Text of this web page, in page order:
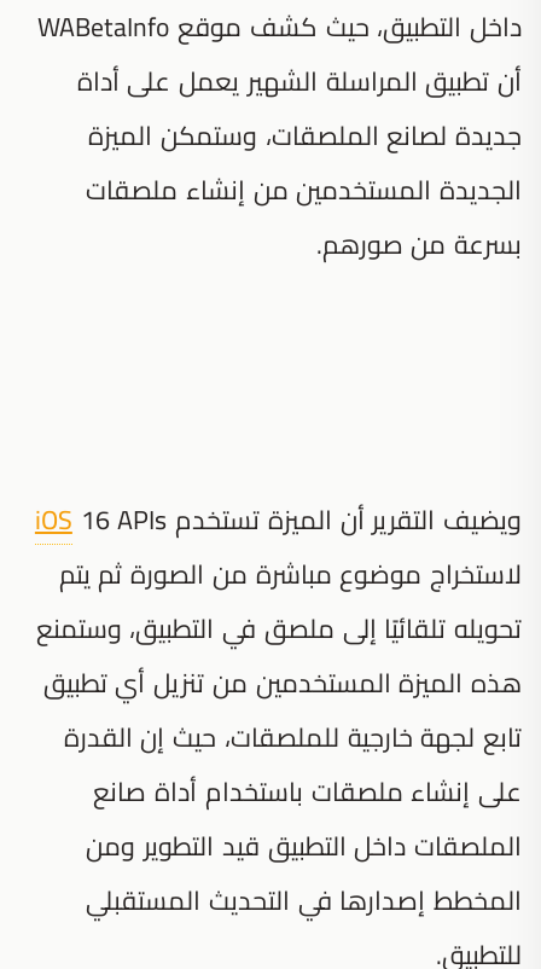
داخل التطبيق، حيث كشف موقع WABetaInfo
أن تطبيق المراسلة الشهير يعمل على أداة
جديدة لصانع الملصقات، وستمكن الميزة
الجديدة المستخدمين من إنشاء ملصقات
بسرعة من صورهم.
ويضيف التقرير أن الميزة تستخدم iOS16 APIs
لاستخراج موضوع مباشرة من الصورة ثم يتم
تحويله تلقائيًا إلى ملصق في التطبيق، وستمنع
هذه الميزة المستخدمين من تنزيل أي تطبيق
تابع لجهة خارجية للملصقات، حيث إن القدرة
على إنشاء ملصقات باستخدام أداة صانع
الملصقات داخل التطبيق قيد التطوير ومن
المخطط إصدارها في التحديث المستقبلي
للتطبيق.